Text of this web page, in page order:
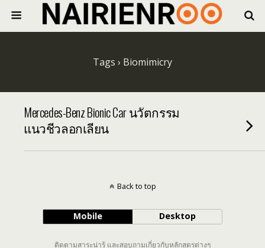
Tags › Biomimicry
Mercedes-Benz Bionic Car นวัตกรรม
แนวชีวลอกเลียน
Back to top
Mobile Desktop
ติดตามสาระน่ารู้ และสอบถามเกี่ยวกับหลักสูตรต่างๆ